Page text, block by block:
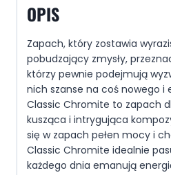
OPIS
Zapach, który zostawia
pobudzający zmysły,
którzy pewnie podejmują
nich szanse na coś nowego i
Classic Chromite to zapach
kusząca i intrygująca
się w zapach pełen mocy i
Classic Chromite idealnie
każdego dnia emanują